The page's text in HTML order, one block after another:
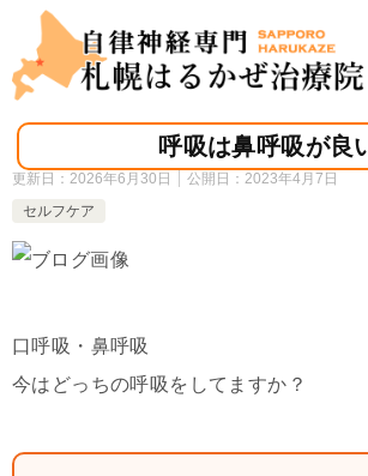
呼吸は鼻呼吸が良
更新日： 2026年6月30日 公開日： 2023年4月7日
セルフケア
口呼吸・鼻呼吸
今はどっちの呼吸をしてますか？